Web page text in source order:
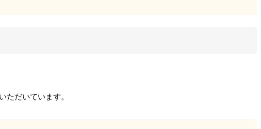
ただいています。